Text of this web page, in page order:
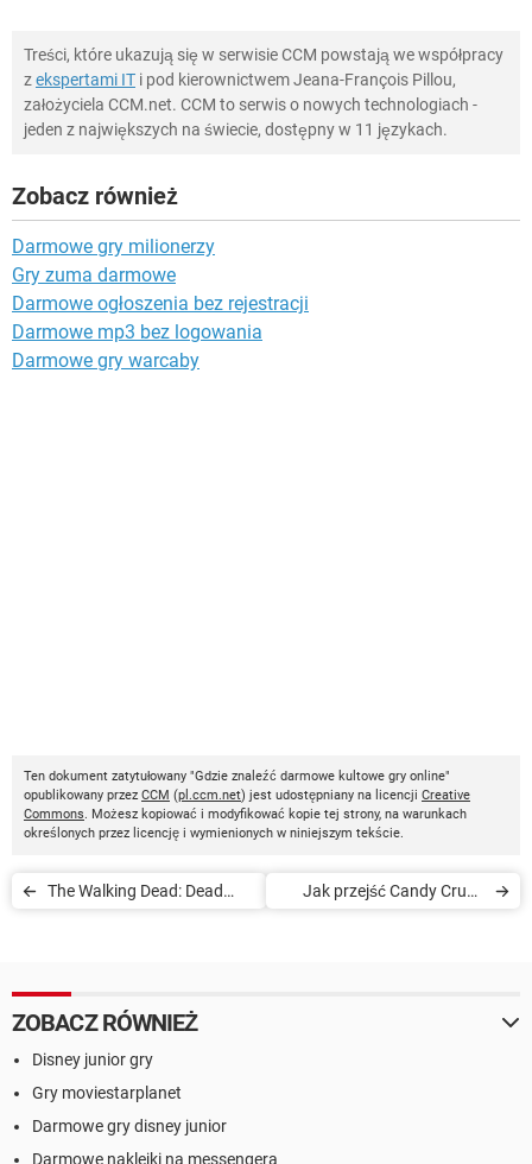
Treści, które ukazują się w serwisie CCM powstają we współpracy
zekspertami IT i pod kierownictwem Jeana-François Pillou,
założyciela CCM.net. CCM to serwis o nowych technologiach -
jeden z największych na świecie, dostępny w 11 językach.
Zobacz również
Darmowe gry milionerzy
Gry zuma darmowe
Darmowe ogłoszenia bez rejestracji
Darmowe mp3 bez logowania
Darmowe gry warcaby
Ten dokument zatytułowany "Gdzie znaleźć darmowe kultowe gry online"
opublikowany przez CCM (pl.ccm.net) jest udostępniany na licencji Creative
Commons. Możesz kopiować i modyfikować kopie tej strony, na warunkach
określonych przez licencję i wymienionych w niniejszym tekście.
The Walking Dead: Dead
Jak przejść Candy Crush
ZOBACZ RÓWNIEŻ
Disney junior gry
Gry moviestarplanet
Darmowe gry disney junior
Darmowe naklejki na messengera